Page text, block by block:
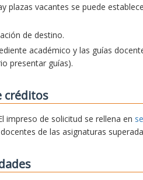
plazas vacantes se puede
de destino.
académico y las guías
presentar guías).
créditos
impreso de solicitud se rellena en
de las asignaturas